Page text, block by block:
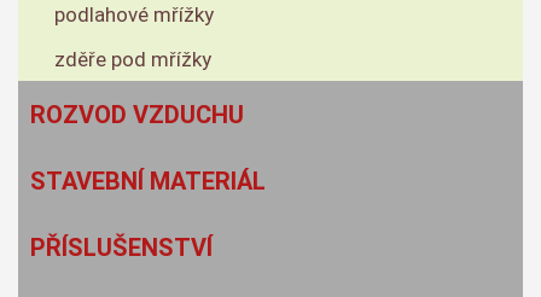
podlahové mřížky
zděře pod mřížky
ROZVOD VZDUCHU
STAVEBNÍ MATERIÁL
PŘÍSLUŠENSTVÍ